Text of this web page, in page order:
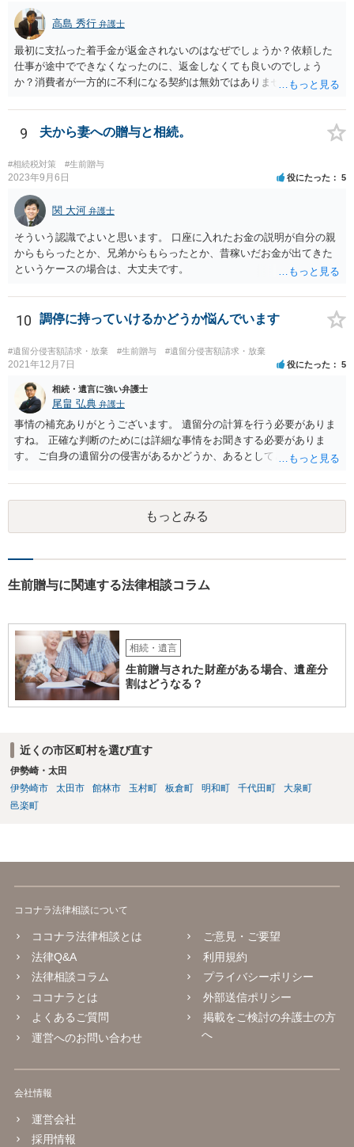
高島 秀行 弁護士
最初に支払った着手金が返金されないのはなぜでしょうか？依頼した
仕事が途中でできなくなったのに、返金しなくても良いのでしょう
か？消費者が一方的に不利になる契約は無効ではありませんか？
務があると思います。 倒れた弁護士が所属する弁護士会に相談さ
れた方がよいと思います。 倒れた弁護士は脳梗塞で倒れたようで
すが、 判断能力があり、復代理を倒れた弁護士の判断で復代理を
選任したのか 即ち、復代理人の選任は有効なのかという問題もあ
ると思います。
9 夫から妻への贈与と相続。
#相続税対策 #生前贈与
2023年9月6日 役にたった 5
関 大河 弁護士
そういう認識でよいと思います。 口座に入れたお金の説明が自分の親
からもらったとか、兄弟からもらったとか、昔稼いだお金が出てきた
というケースの場合は、大丈夫です。
10 調停に持っていけるかどうか悩んでいます
#遺留分侵害額請求・放棄 #生前贈与 #遺留分侵害額請求・放棄
2021年12月7日 役にたった 5
相続・遺言に強い弁護士
尾畠 弘典 弁護士
事情の補充ありがとうございます。 遺留分の計算を行う必要がありま
すね。 正確な判断のためには詳細な事情をお聞きする必要がありま
す。 ご自身の遺留分の侵害があるかどうか、あるとしてどの程度の金
相談されるのが良いと思います。
もっとみる
生前贈与に関連する法律相談コラム
相続・遺言
生前贈与された財産がある場合、遺産分
割はどうなる？
近くの市区町村を選び直す
伊勢崎・太田
伊勢崎市
太田市 館林市 玉村町 板倉町 明和町 千代田町
大泉町
邑楽町
ココナラ法律相談について
ココナラ法律相談とは
法律Q&A
法律相談コラム
ココナラとは
よくあるご質問
運営へのお問い合わせ
ご意見・ご要望
利用規約
プライバシーポリシー
外部送信ポリシー
掲載をご検討の弁護士の方
へ
会社情報
運営会社
採用情報